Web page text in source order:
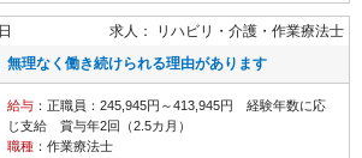
求人： リハビリ・介護
作業療法士
無理なく働き続けられる理由があります
給与：正職員：245,945円～413,945円 経験年数に応
じ支給 賞与年2回（2.5カ月）
職種：作業療法士